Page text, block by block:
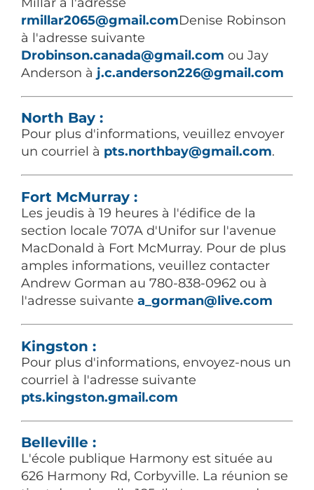
rmillar2065@gmail.comDenise Robinson
à l'adresse suivante
Drobinson.canada@gmail.com ou Jay
Anderson à j.c.anderson226@gmail.com
North Bay :
Pour plus d'informations, veuillez envoyer
un courriel à pts.northbay@gmail.com.
Fort McMurray :
Les jeudis à 19 heures à l'édifice de la
section locale 707A d'Unifor sur l'avenue
MacDonald à Fort McMurray. Pour de plus
amples informations, veuillez contacter
Andrew Gorman au 780-838-0962 ou à
l'adresse suivante a_gorman@live.com
Kingston :
Pour plus d'informations, envoyez-nous un
courriel à l'adresse suivante
pts.kingston.gmail.com
Belleville :
L'école publique Harmony est située au
626 Harmony Rd, Corbyville. La réunion se